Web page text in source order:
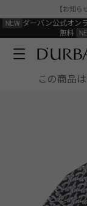
【お知
ダーバン公式オン
無料
この商品は